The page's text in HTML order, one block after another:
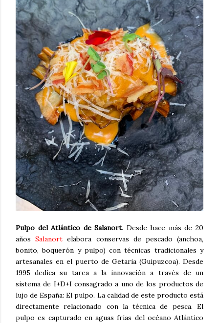
Pulpo del Atlántico de Salanort. Desde hace más de 20
añosSalanort elabora conservas de pescado (anchoa,
bonito, boquerón y pulpo) con técnicas tradicionales y
artesanales en el puerto de Getaria (Guipuzcoa). Desde
1995 dedica su tarea a la innovación a través de un
sistema de I+D+I consagrado a uno de los productos de
lujo de España: El pulpo. La calidad de este producto está
directamente relacionado con la técnica de pesca. El
pulpo es capturado en aguas frías del océano Atlántico